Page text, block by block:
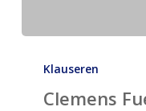
FuestKlauseren
Clemens